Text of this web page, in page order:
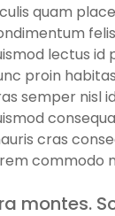
quam
lectus
proin
semper nisl
cras
commodo
montes.